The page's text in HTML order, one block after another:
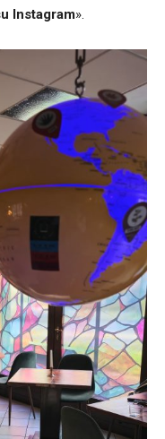
Instagram».